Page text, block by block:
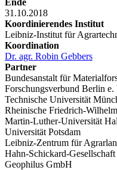
31.10.2018
Koordinierendes Institut
Leibniz-Institut für
Koordination
Dr. agr. Robin Gebbers
Partner
Bundesanstalt für
Forschungsverbund Berlin
Technische Universität
Rheinische Friedrich-
Martin-Luther-Universität
Universität Potsdam
Leibniz-Zentrum für
Hahn-Schickard-
Geophilus GmbH